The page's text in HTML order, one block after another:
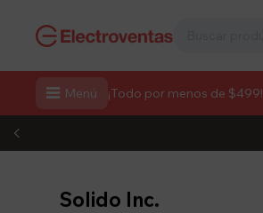
 Menú ¡Todo por menos de $499!
Solido Inc.